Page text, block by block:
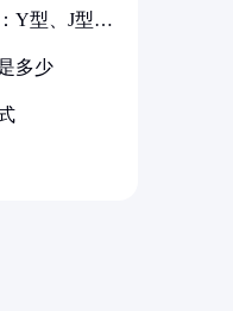
Y型、J型、
多少